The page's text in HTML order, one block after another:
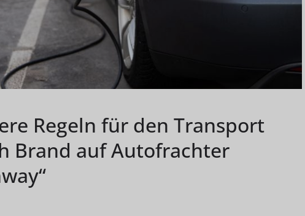
Regeln für den Transport
Brand auf Autofrachter